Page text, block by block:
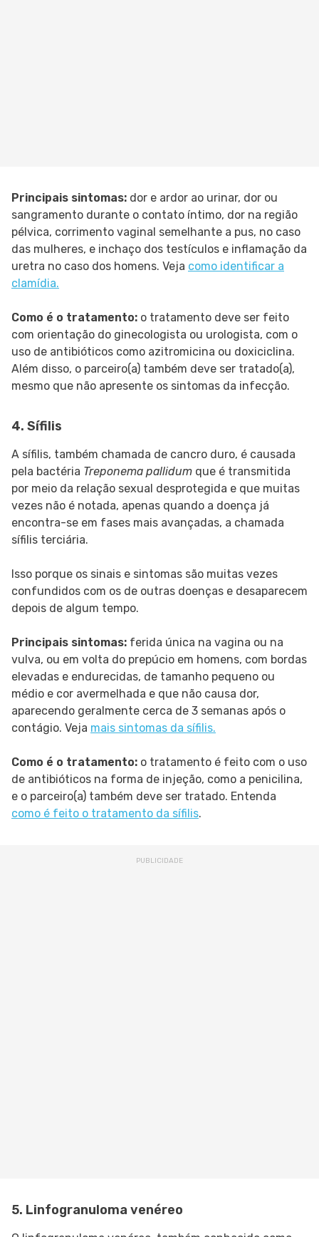
Principais sintomas: dor e ardor ao urinar, dor ou
sangramento durante o contato íntimo, dor na região
pélvica, corrimento vaginal semelhante a pus, no caso
das mulheres, e inchaço dos testículos e inflamação da
uretra no caso dos homens. Veja como identificar a
clamídia.
Como é o tratamento: o tratamento deve ser feito
com orientação do ginecologista ou urologista, com o
uso de antibióticos como azitromicina ou doxiciclina.
Além disso, o parceiro(a) também deve ser tratado(a),
mesmo que não apresente os sintomas da infecção.
4. Sífilis
A sífilis, também chamada de cancro duro, é causada
pela bactéria Treponema pallidum que é transmitida
por meio da relação sexual desprotegida e que muitas
vezes não é notada, apenas quando a doença já
encontra-se em fases mais avançadas, a chamada
sífilis terciária.
Isso porque os sinais e sintomas são muitas vezes
confundidos com os de outras doenças e desaparecem
depois de algum tempo.
Principais sintomas: ferida única na vagina ou na
vulva, ou em volta do prepúcio em homens, com bordas
elevadas e endurecidas, de tamanho pequeno ou
médio e cor avermelhada e que não causa dor,
aparecendo geralmente cerca de 3 semanas após o
contágio. Veja mais sintomas da sífilis.
Como é o tratamento: o tratamento é feito com o uso
de antibióticos na forma de injeção, como a penicilina,
e o parceiro(a) também deve ser tratado. Entenda
como é feito o tratamento da sífilis.
5. Linfogranuloma venéreo